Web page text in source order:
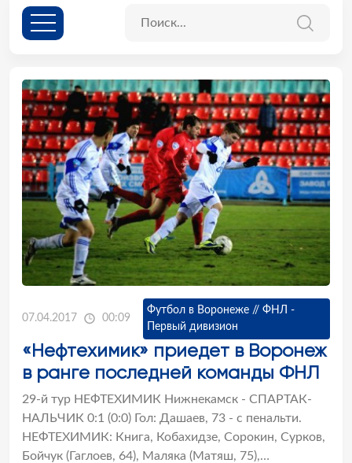
07.04.2017 00:09
Футбол в Воронеже // ФНЛ -
Первый дивизион
«Нефтехимик» приедет в Воронеж
в ранге последней команды ФНЛ
29-й тур НЕФТЕХИМИК Нижнекамск - СПАРТАК-
НАЛЬЧИК 0:1 (0:0) Гол: Дашаев, 73 - с пенальти.
НЕФТЕХИМИК: Книга, Кобахидзе, Сорокин, Сурков,
Бойчук (Гаглоев, 64), Маляка (Матяш, 75),…